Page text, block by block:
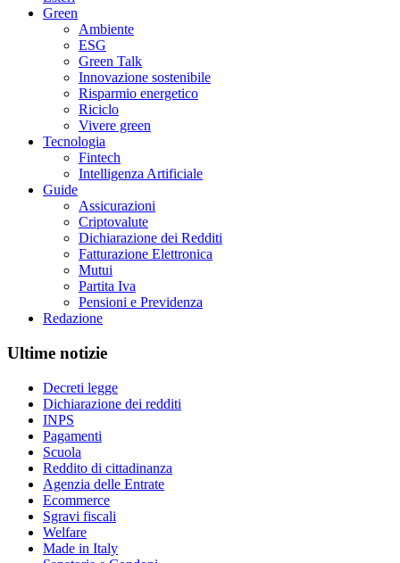
Green
Ambiente
ESG
Green Talk
Innovazione sostenibile
Risparmio energetico
Riciclo
Vivere green
Tecnologia
Fintech
Intelligenza Artificiale
Guide
Assicurazioni
Criptovalute
Dichiarazione dei Redditi
Fatturazione Elettronica
Mutui
Partita Iva
Pensioni e Previdenza
Redazione
Ultime notizie
Decreti legge
Dichiarazione dei redditi
INPS
Pagamenti
Scuola
Reddito di cittadinanza
Agenzia delle Entrate
Ecommerce
Sgravi fiscali
Welfare
Made in Italy